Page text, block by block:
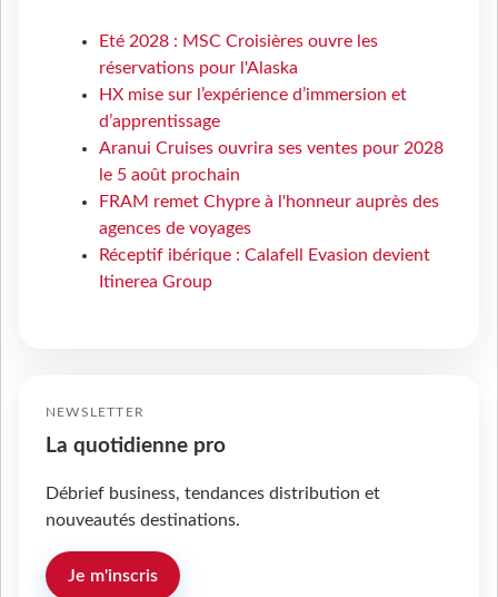
Eté 2028 : MSC Croisières ouvre les
réservations pour l'Alaska
HX mise sur l’expérience d’immersion et
d’apprentissage
Aranui Cruises ouvrira ses ventes pour 2028
le 5 août prochain
FRAM remet Chypre à l'honneur auprès des
agences de voyages
Réceptif ibérique : Calafell Evasion devient
Itinerea Group
NEWSLETTER
La quotidienne pro
Débrief business, tendances distribution et
nouveautés destinations.
Je m'inscris